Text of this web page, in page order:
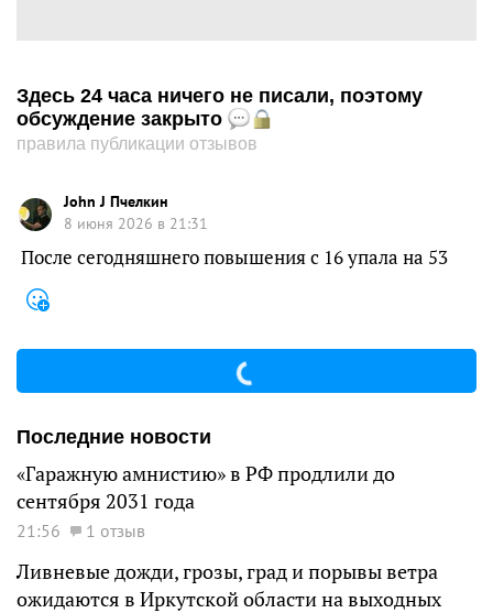
Здесь 24 часа ничего не писали, поэтому
обсуждение закрыто
правила публикации отзывов
John J Пчелкин
8 июня 2026 в 21:31
После сегодняшнего повышения с 16 упала на 53
Последние новости
«Гаражную амнистию» в РФ продлили до
сентября 2031 года
21:56 1 отзыв
Ливневые дожди, грозы, град и порывы ветра
ожидаются в Иркутской области на выходных